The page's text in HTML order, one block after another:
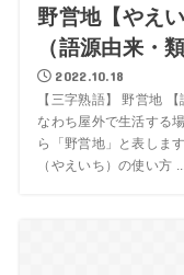
野営地【やえ
（語源由来・
2022.10.18
【三字熟語】 野営地
なわち屋外で生活する
ら「野営地」と表しま
（やえいち）の使い方 ...